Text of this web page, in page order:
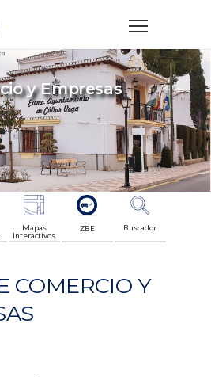
y Empresas
Mapas
Interactivos
ZBE Buscador
COMERCIO Y